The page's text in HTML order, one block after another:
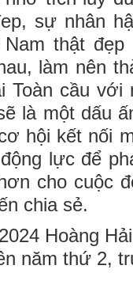
sự nhân
thật
làm nên
Toàn cầu
là một dấu
hội kết nối
lực để
cho cuộc
chia sẻ.
Hoàng
năm thứ 2,